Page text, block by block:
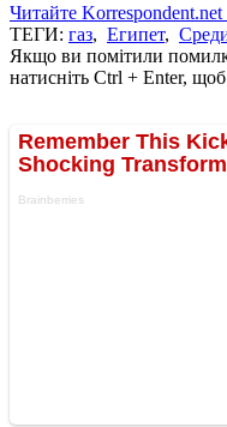
Читайте
ТЕГИ: газ, Египет,
Якщо ви помітили
натисніть Ctrl + Enter,